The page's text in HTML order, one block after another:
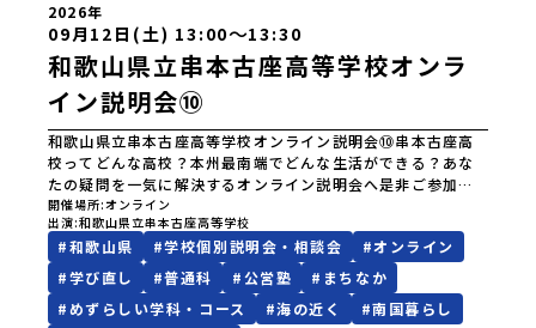
2026年
09月12日(土) 13:00〜13:30
和歌山県立串本古座高等学校オンラ
イン説明会⑩
和歌山県立串本古座高等学校オンライン説明会⑩串本古座高
校ってどんな高校？本州最南端でどんな生活ができる？あな
たの疑問を一気に解決するオンライン説明会へ是非ご参加く
ださい。本州最南端に宇宙留学する「宇宙探究コース」豊か
な地域資源から体験的に学ぶ「地域探究コース」あなたの青
春を串本古座高校に賭けてみませんか。
開催場所 オンライン
出演 和歌山県立串本古座高等学校
#和歌山県 #学校個別説明会・相談会 #オンライン
#学び直し #普通科 #公営塾 # まちなか
#めずらしい学科・コース #海の近く #南国暮らし